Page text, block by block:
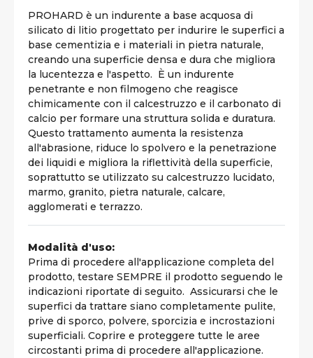
PROHARD è un indurente a base acquosa di
silicato di litio progettato per indurire le superfici a
base cementizia e i materiali in pietra naturale,
creando una superficie densa e dura che migliora
la lucentezza e l'aspetto. È un indurente
penetrante e non filmogeno che reagisce
chimicamente con il calcestruzzo e il carbonato di
calcio per formare una struttura solida e duratura.
Questo trattamento aumenta la resistenza
all'abrasione, riduce lo spolvero e la penetrazione
dei liquidi e migliora la riflettività della superficie,
soprattutto se utilizzato su calcestruzzo lucidato,
marmo, granito, pietra naturale, calcare,
agglomerati e terrazzo.
Modalità d'uso:
Prima di procedere all'applicazione completa del
prodotto, testare SEMPRE il prodotto seguendo le
indicazioni riportate di seguito. Assicurarsi che le
superfici da trattare siano completamente pulite,
prive di sporco, polvere, sporcizia e incrostazioni
superficiali. Coprire e proteggere tutte le aree
circostanti prima di procedere all'applicazione.